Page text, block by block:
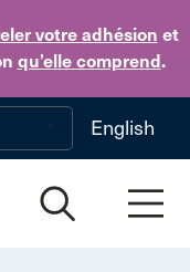
votre adhésion et
qu’elle comprend.
to main content
English